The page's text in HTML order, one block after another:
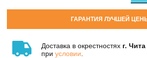
ГАРАНТИЯ ЛУЧШЕЙ
Доставка в окрестностях г. Чита
при условии